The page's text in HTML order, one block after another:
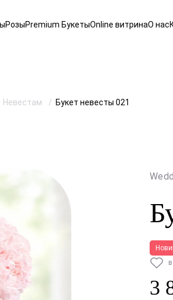
РозыPremium БукетыOnline витринаО нас
Невестам Букет невесты 021
3